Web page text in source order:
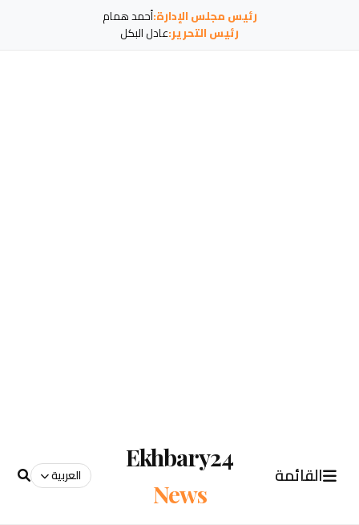
رئيس مجلس الإدارة:أحمد همام
رئيس التحرير:عادل البكل
القائمة
Ekhbary24
News
العربية